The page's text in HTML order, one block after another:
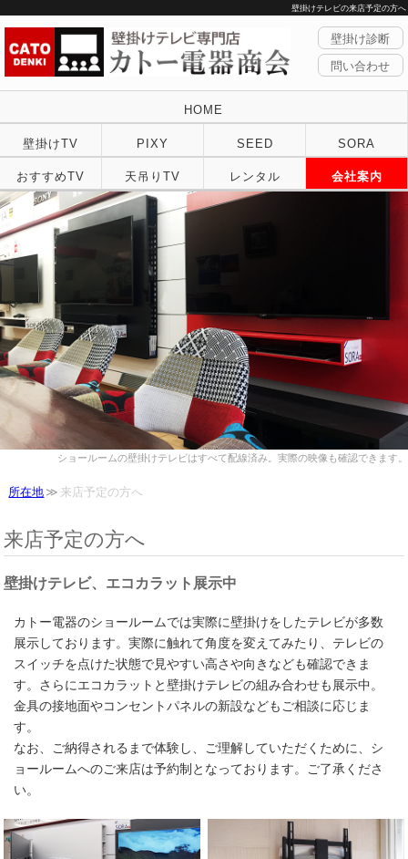
壁掛けテレビの来店予定の方へ
壁掛け診断
問い合わせ
HOME
壁掛けTV PIXY SEED SORA
おすすめTV 天吊りTV レンタル 会社案内
ショールームの壁掛けテレビはすべて配線済み。実際の映像も確認できます。
所在地 来店予定の方へ
来店予定の方へ
壁掛けテレビ、エコカラット展示中
カトー電器のショールームでは実際に壁掛けをしたテレビが多数
展示しております。実際に触れて角度を変えてみたり、テレビの
スイッチを点けた状態で見やすい高さや向きなども確認できま
す。さらにエコカラットと壁掛けテレビの組み合わせも展示中。
金具の接地面やコンセントパネルの新設などもご相談に応じま
す。
なお、ご納得されるまで体験し、ご理解していただくために、シ
ョールームへのご来店は予約制となっております。ご了承くださ
い。